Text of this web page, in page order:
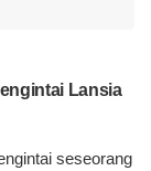
Lansia
seseorang